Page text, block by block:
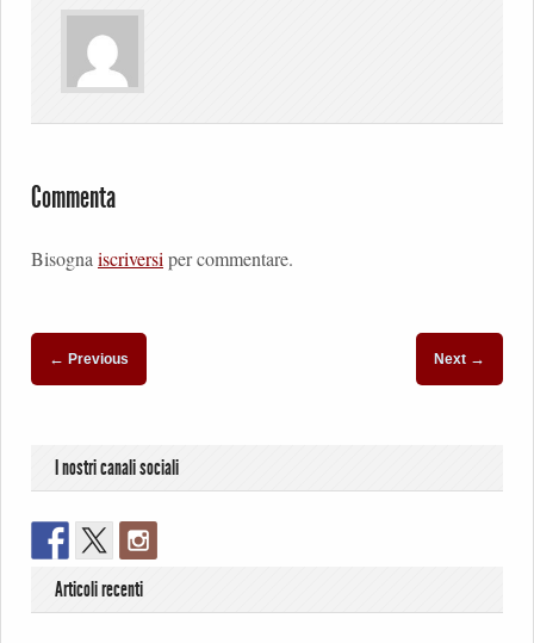
Commenta
Bisogna iscriversi per commentare.
← Previous Next →
I nostri canali sociali
Articoli recenti